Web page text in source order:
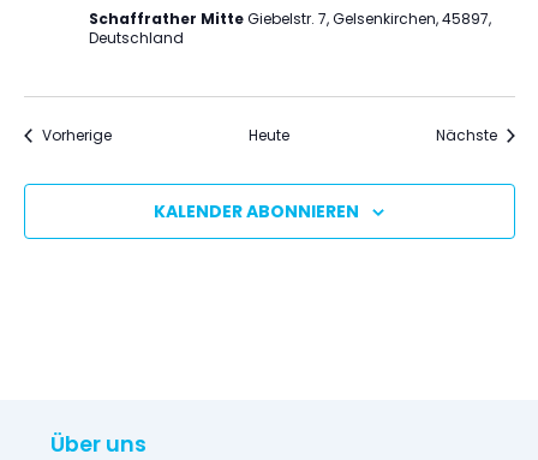
Schaffrather MitteGiebelstr. 7, Gelsenkirchen, 45897,
Deutschland
VorherigeVeranstaltungen Heute Nächste
KALENDER ABONNIEREN
Über uns